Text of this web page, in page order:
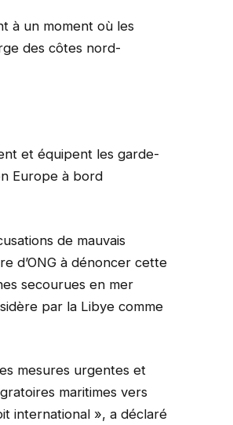
à un moment où les
des côtes nord-
et équipent les garde-
Europe à bord
de mauvais
d’ONG à dénoncer cette
secourues en mer
par la Libye comme
mesures urgentes et
maritimes vers
international », a déclaré